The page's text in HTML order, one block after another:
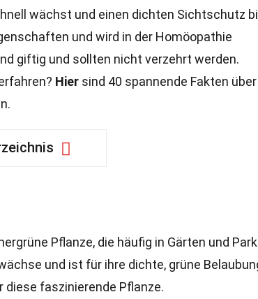
wächst und einen dichten Sichtschutz
und wird in der Homöopathie
giftig und sollten nicht verzehrt werden.
Hier sind 40 spannende Fakten über
Pflanze, die häufig in Gärten und
und ist für ihre dichte, grüne
diese faszinierende Pflanze.